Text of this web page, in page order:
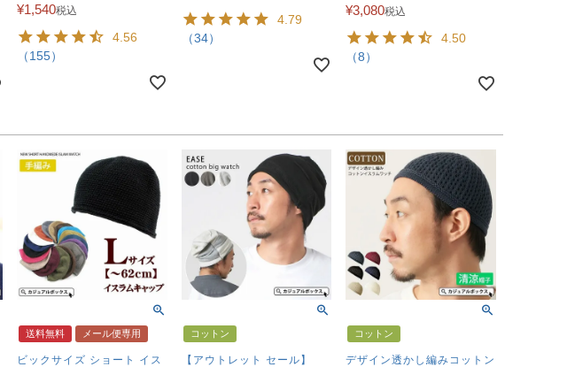
¥1,540税込
4.56
（155）
4.79
（34）
¥3,080税込
4.50
（8）
送料無料 メール便専用
ビックサイズ ショート イス
コットン
【アウトレット セール】
コットン
デザイン透かし編みコットン